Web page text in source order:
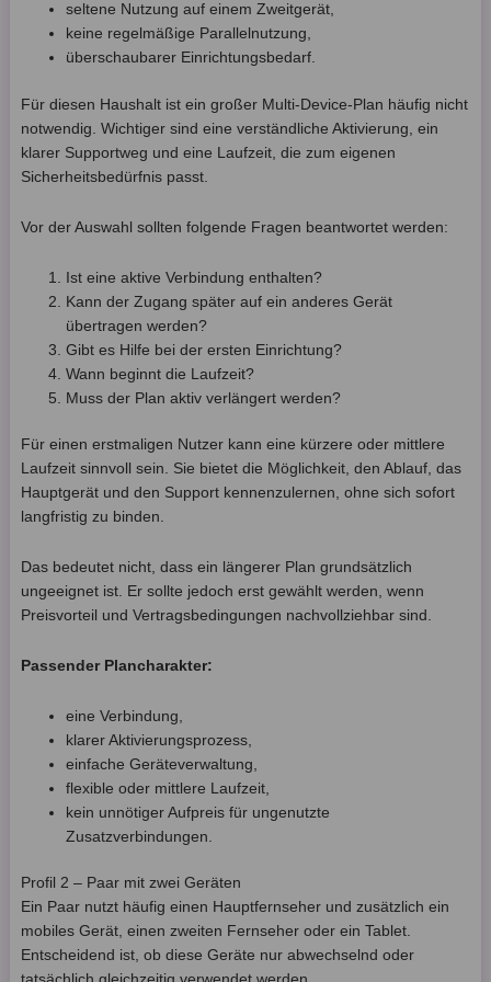
seltene Nutzung auf einem Zweitgerät,
keine regelmäßige Parallelnutzung,
überschaubarer Einrichtungsbedarf.
Für diesen Haushalt ist ein großer Multi-Device-Plan häufig nicht
notwendig. Wichtiger sind eine verständliche Aktivierung, ein
klarer Supportweg und eine Laufzeit, die zum eigenen
Sicherheitsbedürfnis passt.
Vor der Auswahl sollten folgende Fragen beantwortet werden:
Ist eine aktive Verbindung enthalten?
Kann der Zugang später auf ein anderes Gerät
übertragen werden?
Gibt es Hilfe bei der ersten Einrichtung?
Wann beginnt die Laufzeit?
Muss der Plan aktiv verlängert werden?
Für einen erstmaligen Nutzer kann eine kürzere oder mittlere
Laufzeit sinnvoll sein. Sie bietet die Möglichkeit, den Ablauf, das
Hauptgerät und den Support kennenzulernen, ohne sich sofort
langfristig zu binden.
Das bedeutet nicht, dass ein längerer Plan grundsätzlich
ungeeignet ist. Er sollte jedoch erst gewählt werden, wenn
Preisvorteil und Vertragsbedingungen nachvollziehbar sind.
Passender Plancharakter:
eine Verbindung,
klarer Aktivierungsprozess,
einfache Geräteverwaltung,
flexible oder mittlere Laufzeit,
kein unnötiger Aufpreis für ungenutzte
Zusatzverbindungen.
Profil 2 – Paar mit zwei Geräten
Ein Paar nutzt häufig einen Hauptfernseher und zusätzlich ein
mobiles Gerät, einen zweiten Fernseher oder ein Tablet.
Entscheidend ist, ob diese Geräte nur abwechselnd oder